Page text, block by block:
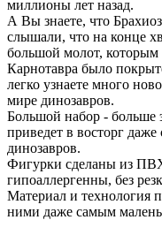
миллионы лет назад.
А Вы знаете, что
слышали, что на конце
большой молот, которым
Карнотавра было
легко узнаете много
мире динозавров.
Большой набор - больше
приведет в восторг
динозавров.
Фигурки сделаны из
гипоаллергенны, без
Материал и технология
ними даже самым